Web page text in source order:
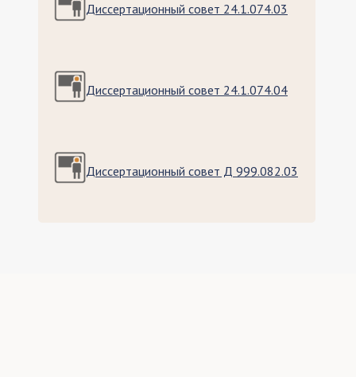
Диссертационный совет 24.1.074.03
Диссертационный совет 24.1.074.04
Диссертационный совет Д 999.082.03